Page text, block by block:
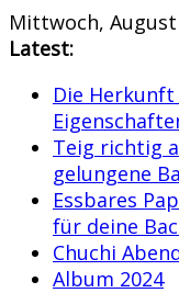
Skip
to
Mittwoch, August
Latest:
Die
Teig richtig
gelungene
Essbares
für deine
Chuchi
Album 2024